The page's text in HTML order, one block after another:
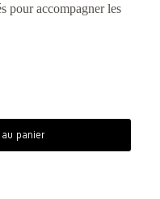
pour accompagner les
panier